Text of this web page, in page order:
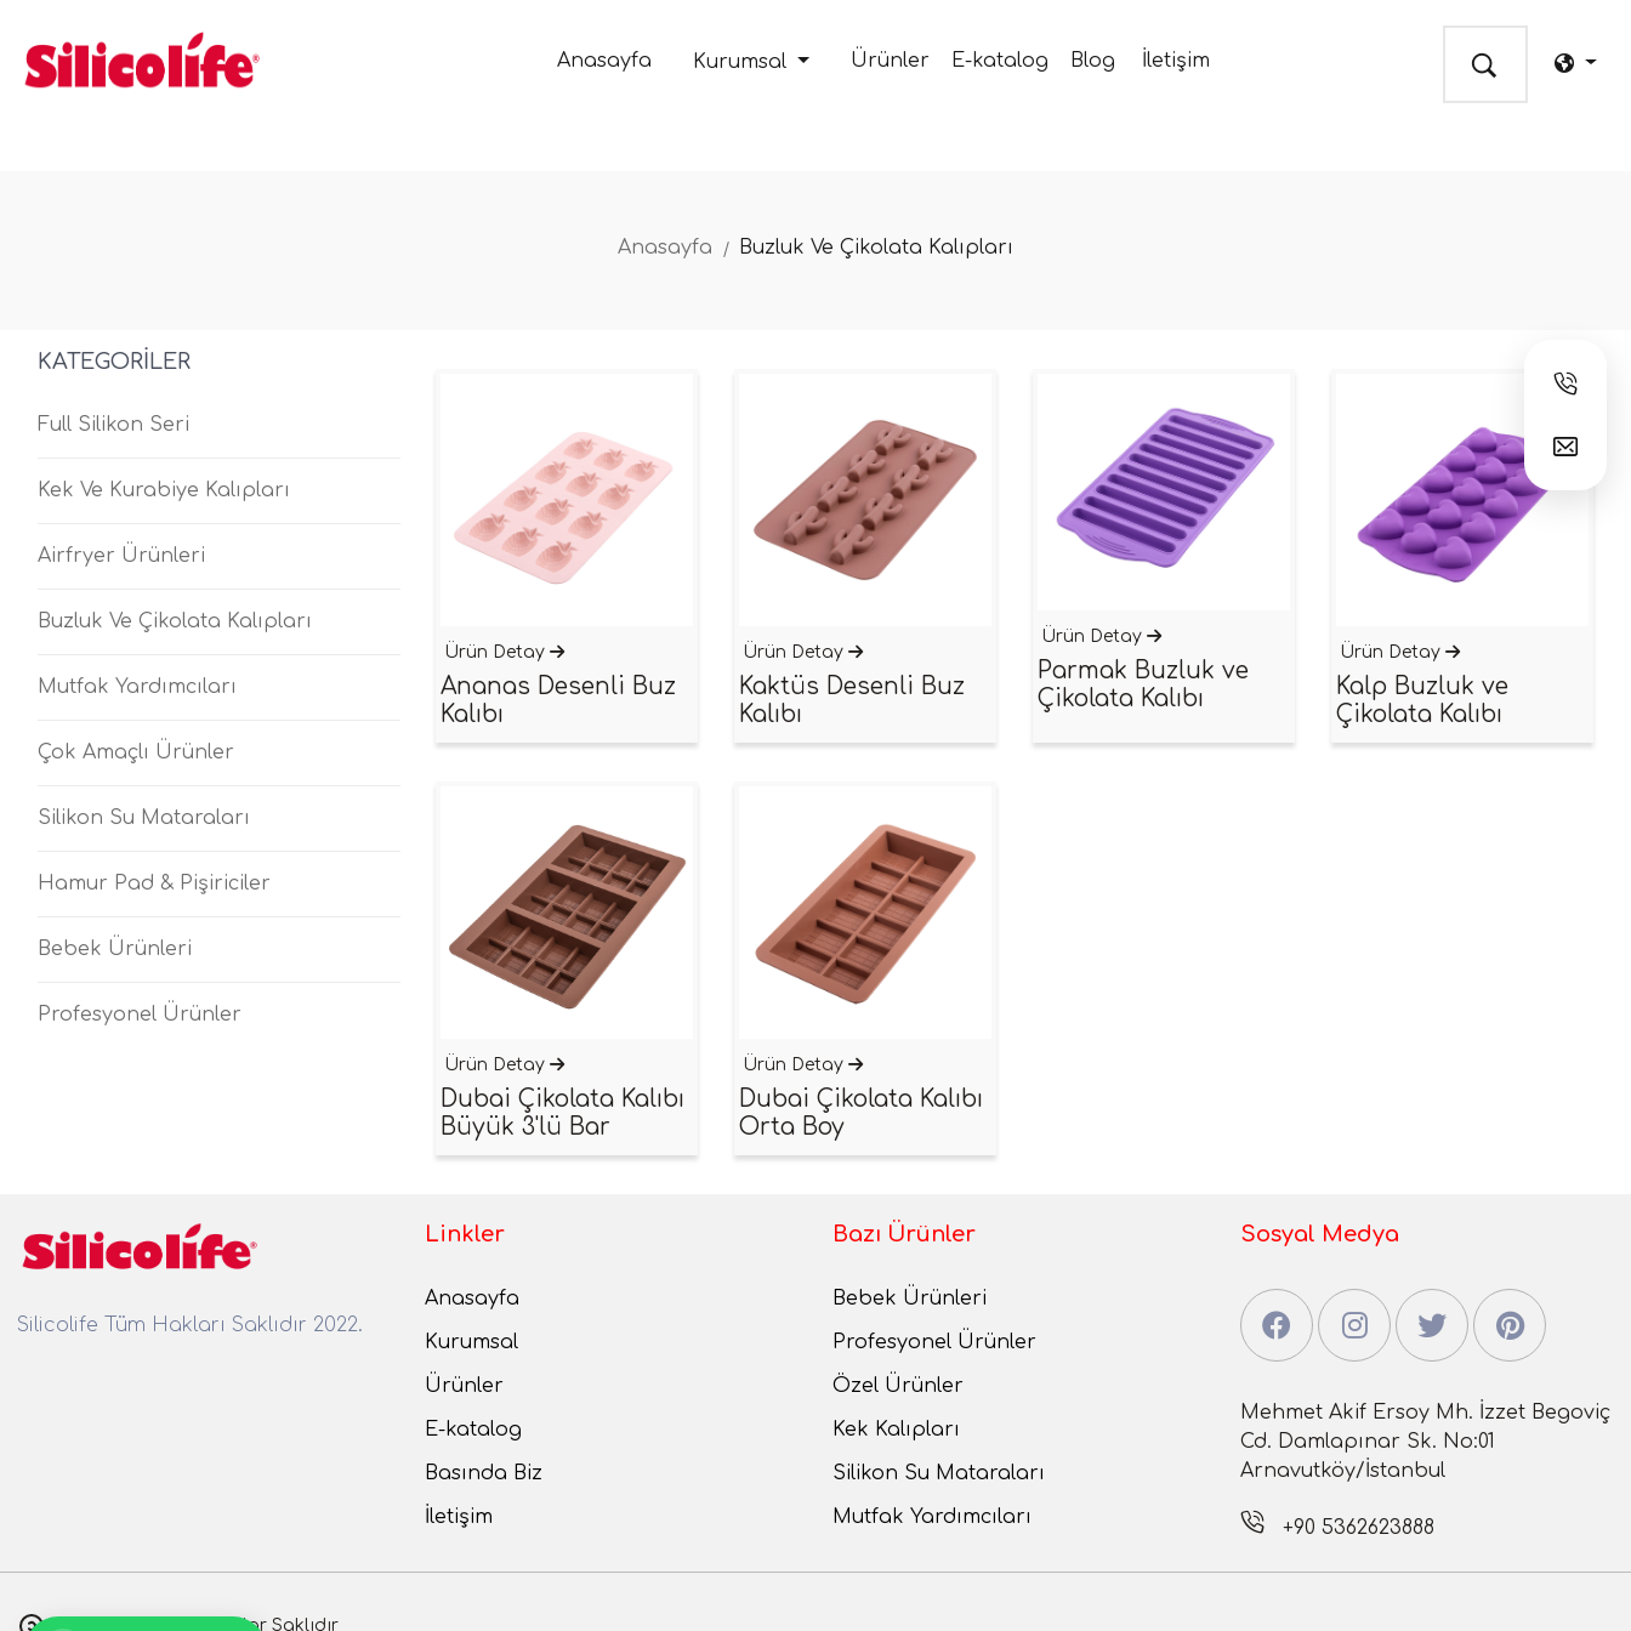
Anasayfa Kurumsal Ürünler E-katalog Blog İletişim
Anasayfa Buzluk Ve Çikolata Kalıpları
Ürün Detay
Ananas Desenli Buz
Kalıbı
Ürün Detay
Kaktüs Desenli Buz
Kalıbı
Ürün Detay
Parmak Buzluk ve
Çikolata Kalıbı
Ürün Detay
Kalp Buzluk ve
Çikolata Kalıbı
Ürün Detay
Dubai Çikolata Kalıbı
Büyük 3'lü Bar
Ürün Detay
Dubai Çikolata Kalıbı
Orta Boy
KATEGORILER
Full Silikon Seri
Kek Ve Kurabiye Kalıpları
Airfryer Ürünleri
Buzluk Ve Çikolata Kalıpları
Mutfak Yardımcıları
Çok Amaçlı Ürünler
Silikon Su Mataraları
Hamur Pad & Pişiriciler
Bebek Ürünleri
Profesyonel Ürünler
Silicolife Tüm Hakları Saklıdır 2022.
Linkler
Anasayfa
Kurumsal
Ürünler
E-katalog
Basında Biz
İletişim
Bazı Ürünler
Bebek Ürünleri
Profesyonel Ürünler
Özel Ürünler
Kek Kalıpları
Silikon Su Mataraları
Mutfak Yardımcıları
Sosyal Medya
Mehmet Akif Ersoy Mh. İzzet Begoviç
Cd. Damlapınar Sk. No:01
Arnavutköy/İstanbul
+90 5362623888
Silicolife 2022 Tüm haklar Saklıdır